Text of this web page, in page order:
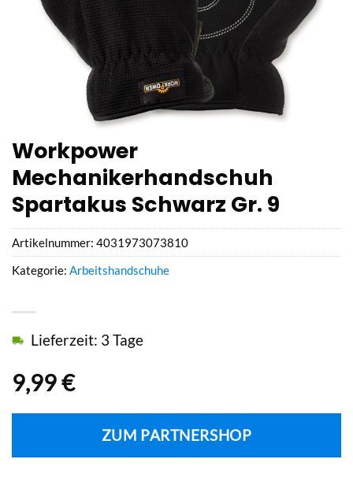
Workpower
Mechanikerhandschuh
Spartakus Schwarz Gr. 9
9,99€
Lieferzeit: 3 Tage
ZUM PARTNERSHOP
Artikelnummer: 4031973073810
Kategorie: Arbeitshandschuhe